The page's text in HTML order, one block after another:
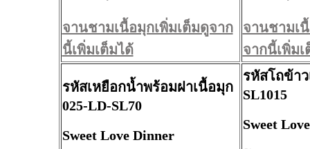
จานชามเนื้อมุกเพิ่มเต็มดูจาก
นี้เพิ่มเต็มได้
จานชามเ
จากนี้เพิ่มเ
รหัสเหยือกน้ำพร้อมฝาเนื้อมุก
025-LD-SL70
Sweet Love Dinner
รหัสโถข้า
SL1015
Sweet